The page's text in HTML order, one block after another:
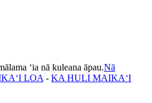
ʻia nā kuleana āpau.Nā
LOA - KA HULI MAIKAʻI